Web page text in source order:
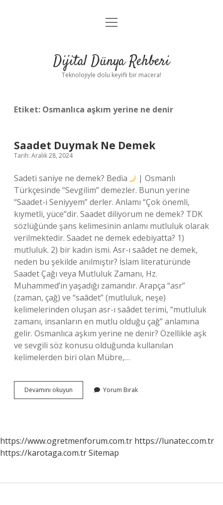
Anasayfa
Yasal Uyarı
menüyü
Dijital Dünya Rehberi
Teknolojiyle dolu keyifli bir macera!
Etiket: Osmanlıca aşkım yerine ne denir
Saadet Duymak Ne Demek
Tarih: Aralık 28, 2024
Sadeti saniye ne demek? Bedia
| Osmanlı
Türkçesinde “Sevgilim” demezler. Bunun yerine
“Saadet-i Seniyyem” derler. Anlamı “Çok önemli,
kıymetli, yüce”dir. Saadet diliyorum ne demek? TDK
sözlüğünde şans kelimesinin anlamı mutluluk olarak
verilmektedir. Saadet ne demek edebiyatta? 1)
mutluluk. 2) bir kadın ismi. Asr-ı saâdet ne demek,
neden bu şekilde anılmıştır? İslam literatüründe
Saadet Çağı veya Mutluluk Zamanı, Hz.
Muhammed’in yaşadığı zamandır. Arapça “asr”
(zaman, çağ) ve “saâdet” (mutluluk, neşe)
kelimelerinden oluşan asr-ı saâdet terimi, “mutluluk
zamanı, insanların en mutlu olduğu çağ” anlamına
gelir. Osmanlıca aşkım yerine ne denir? Özellikle aşk
ve sevgili söz konusu olduğunda kullanılan
kelimelerden biri olan Mübre,…
Devamını okuyun
Duymak
Yorum Bırak
https://www.ogretmenforum.com.tr https://lunatec.com.tr
https://karotaga.com.trSitemap